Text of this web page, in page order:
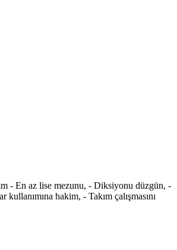
- En az lise mezunu, - Diksiyonu düzgün, -
hakim, - Takım çalışmasını